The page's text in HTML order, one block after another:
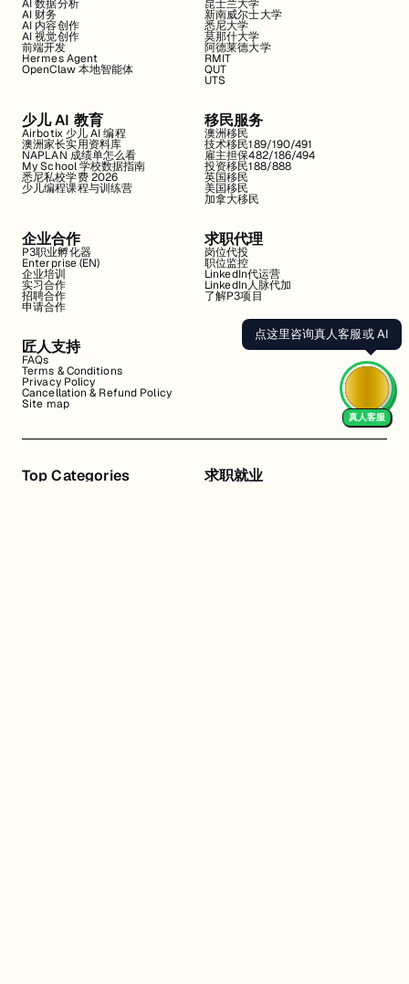
AI 数据分析
AI 财务
AI 内容创作
AI 视觉创作
前端开发
Hermes Agent
OpenClaw 本地智能体
昆士兰大学
新南威尔士大学
悉尼大学
莫那什大学
阿德莱德大学
RMIT
QUT
UTS
少儿 AI 教育
Airbotix 少儿 AI 编程
澳洲家长实用资料库
NAPLAN 成绩单怎么看
My School 学校数据指南
悉尼私校学费 2026
少儿编程课程与训练营
移民服务
澳洲移民
技术移民189/190/491
雇主担保482/186/494
投资移民188/888
英国移民
美国移民
加拿大移民
企业合作
P3职业孵化器
Enterprise (EN)
企业培训
实习合作
招聘合作
申请合作
求职代理
岗位代投
职位监控
LinkedIn代运营
LinkedIn人脉代加
了解P3项目
匠人支持
FAQs
Terms & Conditions
Privacy Policy
Cancellation & Refund Policy
Site map
Top Categories 求职就业
点这里咨询真人客服或 AI
真人客服